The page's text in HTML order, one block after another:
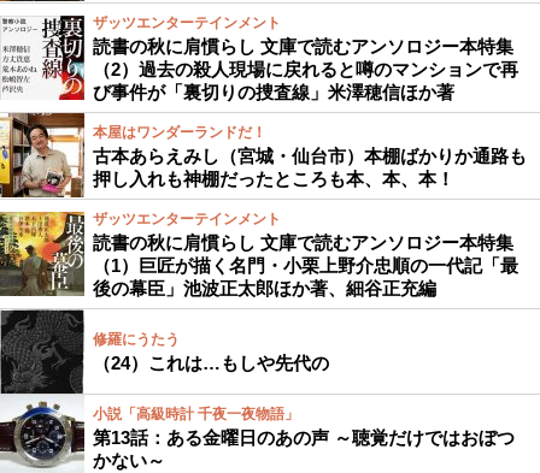
ザッツエンターテインメント
読書の秋に肩慣らし 文庫で読むアンソロジー本特集
（2）過去の殺人現場に戻れると噂のマンションで再
び事件が「裏切りの捜査線」米澤穂信ほか著
本屋はワンダーランドだ！
古本あらえみし（宮城・仙台市）本棚ばかりか通路も
押し入れも神棚だったところも本、本、本！
ザッツエンターテインメント
読書の秋に肩慣らし 文庫で読むアンソロジー本特集
（1）巨匠が描く名門・小栗上野介忠順の一代記「最
後の幕臣」池波正太郎ほか著、細谷正充編
修羅にうたう
（24）これは…もしや先代の
小説「高級時計 千夜一夜物語」
第13話：ある金曜日のあの声 ～聴覚だけではおぼつ
かない～